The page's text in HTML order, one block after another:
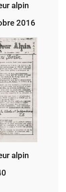
alpin
2016
alpin